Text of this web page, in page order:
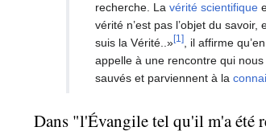
recherche. La vérité scientifique
vérité n’est pas l’objet du savoir,
suis la Vérité..»[1] , il affirme
appelle à une rencontre qui
sauvés et parviennent à la
Dans "l'Évangile tel qu'il m'a été